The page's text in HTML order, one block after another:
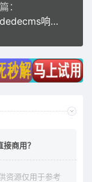
：
织梦dedecms响应式物流货运仓储服务公司网站模板(自适应手机移动端)
商用？
资源仅用于参考